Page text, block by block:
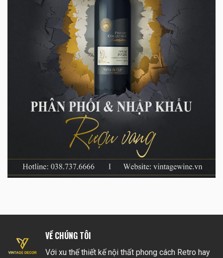
VỀ CHÚNG TÔI
Với xu thế thiết kế nội thất phong cách Retro hay